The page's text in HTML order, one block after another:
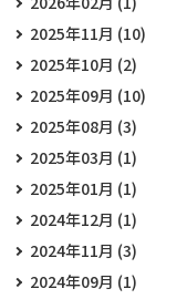
2025年11月 (10)
2025年10月 (2)
2025年09月 (10)
2025年08月 (3)
2025年03月 (1)
2025年01月 (1)
2024年12月 (1)
2024年11月 (3)
2024年09月 (1)